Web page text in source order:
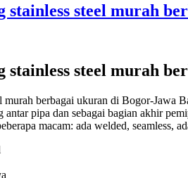
steel murah
steel murah
berbagai ukuran di Bogor-Jawa
antar pipa dan sebagai bagian akhir
macam: ada welded, seamless,